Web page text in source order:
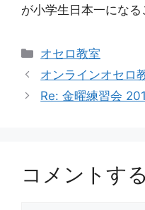
が小学生日本一になる
カ
テ
リ
オセロ教室
オンラインオセロ
Re: 金曜練習会
コメントする